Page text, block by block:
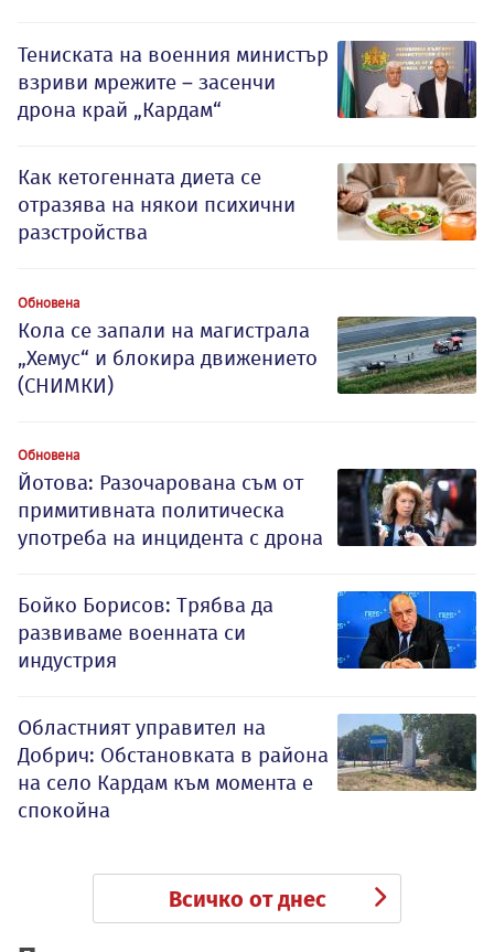
Тениската на военния министър
взриви мрежите – засенчи
дрона край „Кардам“
Как кетогенната диета се
отразява на някои психични
разстройства
Обновена
Кола се запали на магистрала
„Хемус“ и блокира движението
(СНИМКИ)
Обновена
Йотова: Разочарована съм от
примитивната политическа
употреба на инцидента с дрона
Бойко Борисов: Трябва да
развиваме военната си
индустрия
Oбластният управител на
Добрич: Обстановката в района
на село Кардам към момента е
спокойна
Всичко от днес